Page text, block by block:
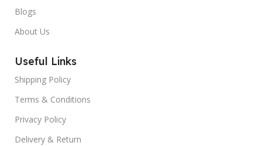
Blogs
About Us
Useful Links
Shipping Policy
Terms & Conditions
Privacy Policy
Delivery & Return